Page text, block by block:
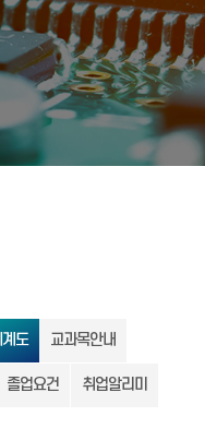
도 교과목안내
졸업요건 취업알리미